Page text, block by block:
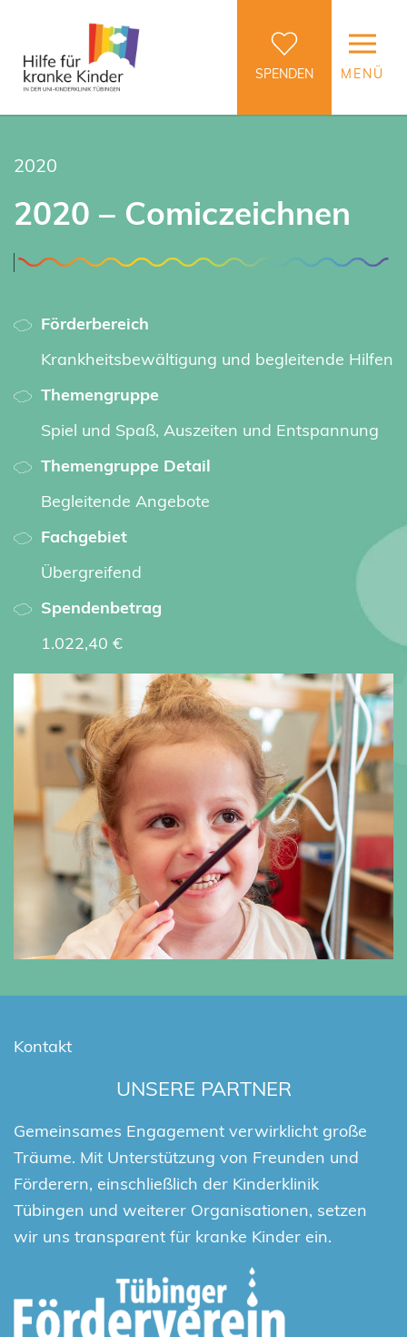
SPENDEN MENÜ
2020
2020 – Comiczeichnen
Förderbereich
Krankheitsbewältigung und begleitende Hilfen
Themengruppe
Spiel und Spaß, Auszeiten und Entspannung
Themengruppe Detail
Begleitende Angebote
Fachgebiet
Übergreifend
Spendenbetrag
1.022,40 €
Kontakt
UNSERE PARTNER
Gemeinsames Engagement verwirklicht große
Träume. Mit Unterstützung von Freunden und
Förderern, einschließlich der Kinderklinik
Tübingen und weiterer Organisationen, setzen
wir uns transparent für kranke Kinder ein.